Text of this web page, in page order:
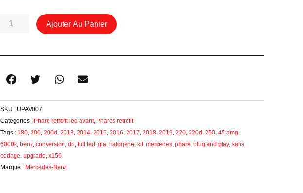
Phares
Benz
GLA
X156
2013-
2019
–
Conversion
Halogène
Vers
Ajouter Au Panier
SKU : UPAV007
Categories : Phare retrofit led avant, Phares retrofit
Tags : 180 200 200d 2013 2014 2015 2016 2017 2018 2019 220 220d 250 45 amg
6000k benz conversion drl full led gla halogene kit, mercedes phare plug and play, sans
codage upgrade x156
Marque : Mercedes-Benz